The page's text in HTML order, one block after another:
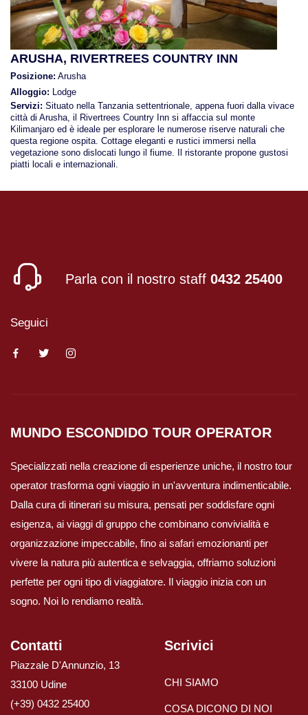
ARUSHA, RIVERTREES COUNTRY INN
Posizione: Arusha
Alloggio: Lodge
Servizi: Situato nella Tanzania settentrionale, appena fuori dalla vivace
città di Arusha, il Rivertrees Country Inn si affaccia sul monte
Kilimanjaro ed è ideale per esplorare le numerose riserve naturali che
questa regione ospita. Cottage eleganti e rustici immersi nella
vegetazione sono dislocati lungo il fiume. Il ristorante propone gustosi
piatti locali e internazionali.
Parla con il nostro staff 0432 25400
Seguici
MUNDO ESCONDIDO TOUR OPERATOR
Specializzati nella creazione di esperienze uniche, il nostro tour
operator trasforma ogni viaggio in un'avventura indimenticabile.
Dalla cura di itinerari su misura, pensati per soddisfare ogni
esigenza, ai viaggi di gruppo che combinano convivialità e
organizzazione impeccabile, fino ai safari emozionanti per
vivere la natura più autentica e selvaggia, offriamo soluzioni
perfette per ogni tipo di viaggiatore. Il viaggio inizia con un
sogno. Noi lo rendiamo realtà.
Contatti
Piazzale D'Annunzio, 13
33100 Udine
(+39) 0432 25400
Scrivici
CHI SIAMO
COSA DICONO DI NOI